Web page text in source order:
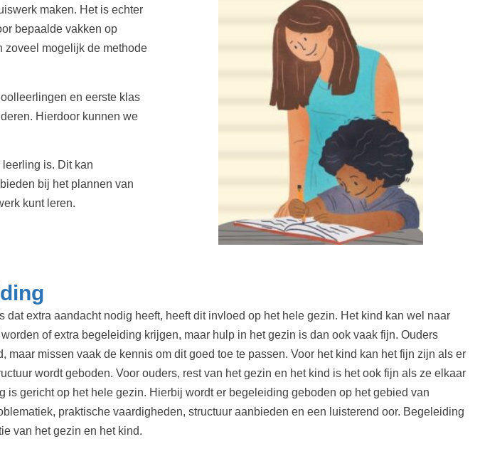
maken. Het is echter
bepaalde vakken op
zoveel mogelijk de methode
en eerste klas
Hierdoor kunnen we
is. Dit kan
bij het plannen van
kunt leren.
dat extra aandacht nodig heeft, heeft dit invloed op het hele gezin. Het kind kan wel naar
of extra begeleiding krijgen, maar hulp in het gezin is dan ook vaak fijn. Ouders
maar missen vaak de kennis om dit goed toe te passen. Voor het kind kan het fijn zijn als er
wordt geboden. Voor ouders, rest van het gezin en het kind is het ook fijn als ze elkaar
is gericht op het hele gezin. Hierbij wordt er begeleiding geboden op het gebied van
praktische vaardigheden, structuur aanbieden en een luisterend oor. Begeleiding
van het gezin en het kind.